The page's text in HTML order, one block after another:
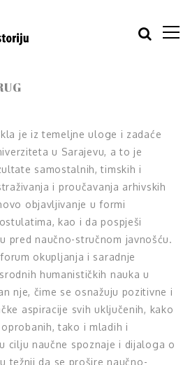
je iz temeljne uloge i zadaće
u Sarajevu, a to je
samostalnih, timskih i
i proučavanja arhivskih
objavljivanje u formi
kao i da pospješi
pred naučno-stručnom javnošću.
okupljanja i saradnje
humanističkih nauka u
nje, čime se osnažuju pozitivne i
aspiracije svih uključenih, kako
tako i mladih i
cilju naučne spoznaje i dijaloga o
težnji da se prošire naučno-